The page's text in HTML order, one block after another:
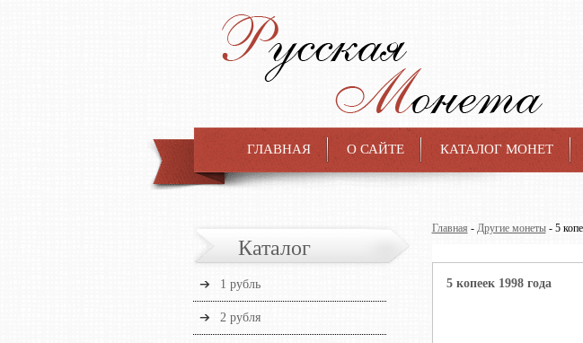
ГЛАВНАЯ О САЙТЕ КАТАЛОГ МОНЕТ
Главная - Другие монеты- 5
5 копеек 1998 года
Каталог
1 рубль
2 рубля